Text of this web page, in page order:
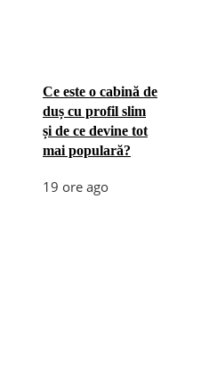
Ce este o cabină de
duș cu profil slim
și de ce devine tot
mai populară?
19 ore ago